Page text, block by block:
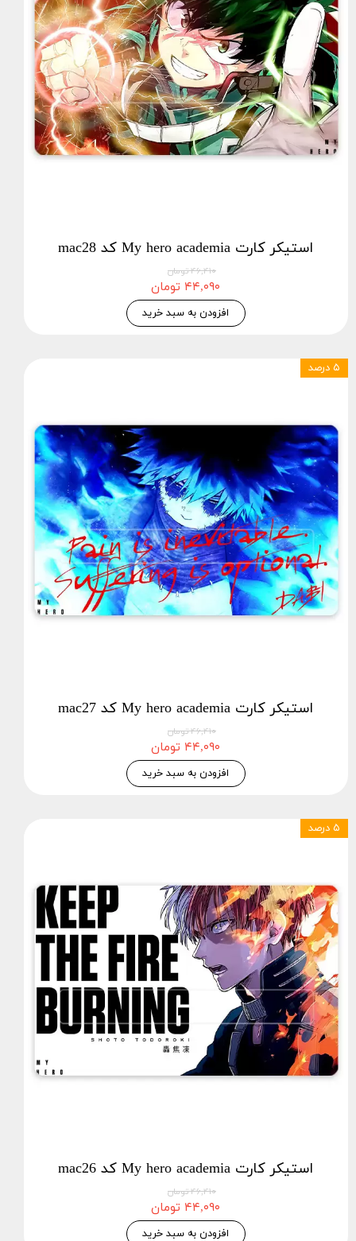
استیکر کارت My hero academia کد mac28
۴۶,۴۱۰ تومان
۴۴,۰۹۰ تومان
افزودن به سبد خرید
استیکر کارت My hero academia کد mac27
۴۶,۴۱۰ تومان
۴۴,۰۹۰ تومان
افزودن به سبد خرید
۵ درصد
استیکر کارت My hero academia کد mac26
۴۶,۴۱۰ تومان
۴۴,۰۹۰ تومان
افزودن به سبد خرید
۵ درصد